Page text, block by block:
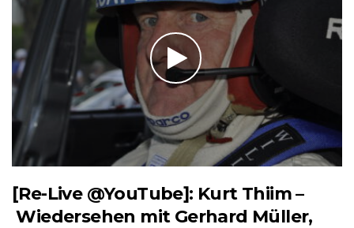
[Re-Live @YouTube]: Kurt Thiim –
Wiedersehen mit Gerhard Müller,